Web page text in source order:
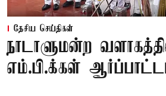
தேசிய செய்திகள்
நாடாளுமன்ற
எம்.பி.க்கள்